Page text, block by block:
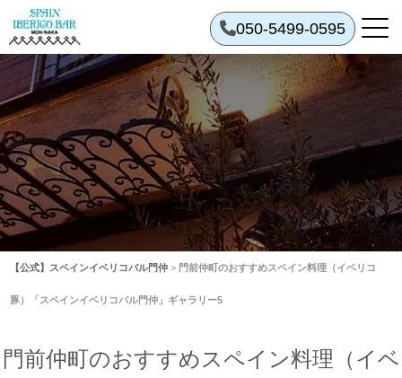
050-5499-0595
【公式】スペインイベリコバル門仲 > 門前仲町のおすすめスペイン料理（イベリコ
豚）「スペインイベリコバル門仲」ギャラリー5
門前仲町のおすすめスペイン料理（イベ